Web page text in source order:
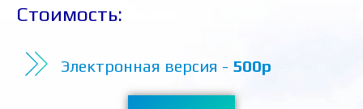
Стоимость:
Электронная версия - 500р